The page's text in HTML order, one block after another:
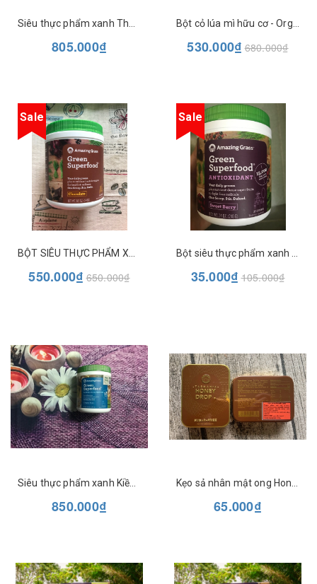
805.000₫ 530.000₫ 680.000₫
Sale
550.000₫ 650.000₫
Sale
35.000₫ 105.000₫
850.000₫ 65.000₫